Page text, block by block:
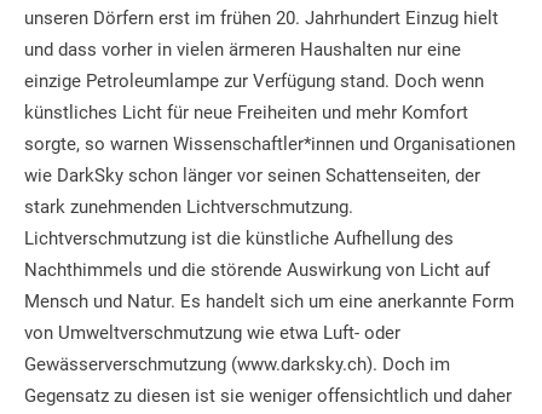
unseren Dörfern erst im frühen 20. Jahrhundert Einzug hielt
und dass vorher in vielen ärmeren Haushalten nur eine
einzige Petroleumlampe zur Verfügung stand. Doch wenn
künstliches Licht für neue Freiheiten und mehr Komfort
sorgte, so warnen Wissenschaftler*innen und Organisationen
wie DarkSky schon länger vor seinen Schattenseiten, der
stark zunehmenden Lichtverschmutzung.
Lichtverschmutzung ist die künstliche Aufhellung des
Nachthimmels und die störende Auswirkung von Licht auf
Mensch und Natur. Es handelt sich um eine anerkannte Form
von Umweltverschmutzung wie etwa Luft- oder
Gewässerverschmutzung (www.darksky.ch). Doch im
Gegensatz zu diesen ist sie weniger offensichtlich und daher